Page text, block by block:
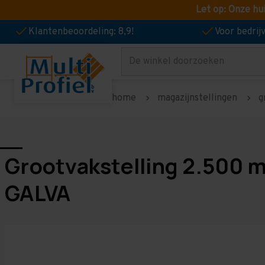
Let op: Onze
Klantenbeoordeling: 8,9!
Voor
Zoeken
home magazijnstellingen
Grootvakstelling 2.500
GALVA